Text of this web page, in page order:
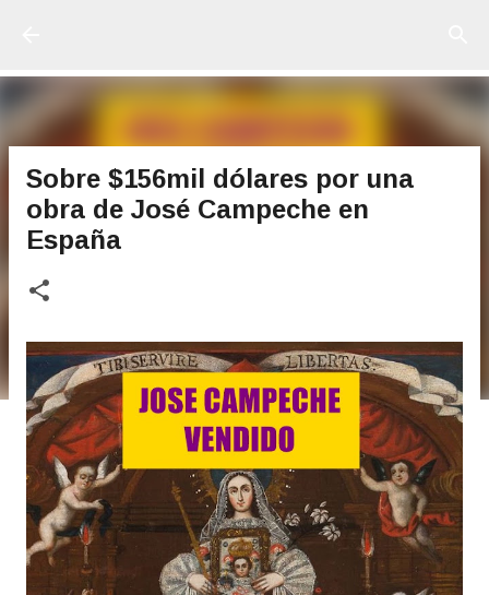
Sobre $156mil dólares por una
obra de José Campeche en
España